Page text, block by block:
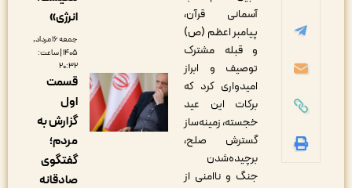
آسمانی قرآن،
پیامبر اعظم (ص)
و قبله مشترک
توصیف و ابراز
امیدواری کرد که
برکات این عید
خجسته، زمینه‌ساز
گسترش صلح،
برچیده‌شدن
جنگ و ناامنی از
جمعه ۱۶ مرداد,
۱۴۰۵ | ساعت:
قسمت
اول
گزارش به
گفتگوی
صادقانه